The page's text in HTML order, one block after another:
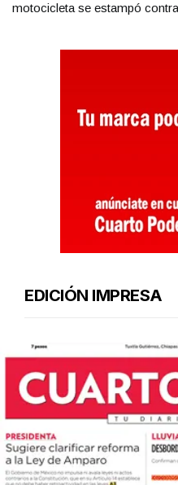
motocicleta se estampó
EDICIÓN IMPRESA